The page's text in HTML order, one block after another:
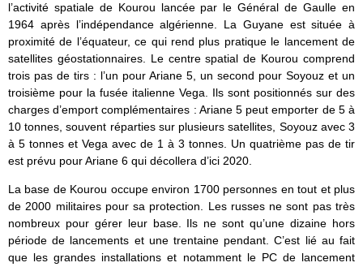
l’activité spatiale de Kourou lancée par le Général de Gaulle en
1964 après l’indépendance algérienne. La Guyane est située à
proximité de l’équateur, ce qui rend plus pratique le lancement de
satellites géostationnaires. Le centre spatial de Kourou comprend
trois pas de tirs : l’un pour Ariane 5, un second pour Soyouz et un
troisième pour la fusée italienne Vega. Ils sont positionnés sur des
charges d’emport complémentaires : Ariane 5 peut emporter de 5 à
10 tonnes, souvent réparties sur plusieurs satellites, Soyouz avec 3
à 5 tonnes et Vega avec de 1 à 3 tonnes. Un quatrième pas de tir
est prévu pour Ariane 6 qui décollera d’ici 2020.
La base de Kourou occupe environ 1700 personnes en tout et plus
de 2000 militaires pour sa protection. Les russes ne sont pas très
nombreux pour gérer leur base. Ils ne sont qu’une dizaine hors
période de lancements et une trentaine pendant. C’est lié au fait
que les grandes installations et notamment le PC de lancement